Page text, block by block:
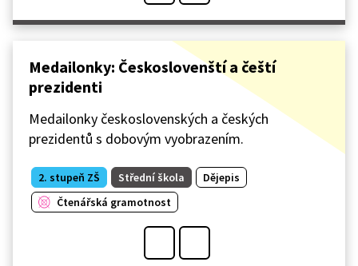
Medailonky: Českoslovenští a čeští
prezidenti
Medailonky československých a českých
prezidentů s dobovým vyobrazením.
2. stupeň ZŠ Střední škola
Dějepis
Čtenářská gramotnost